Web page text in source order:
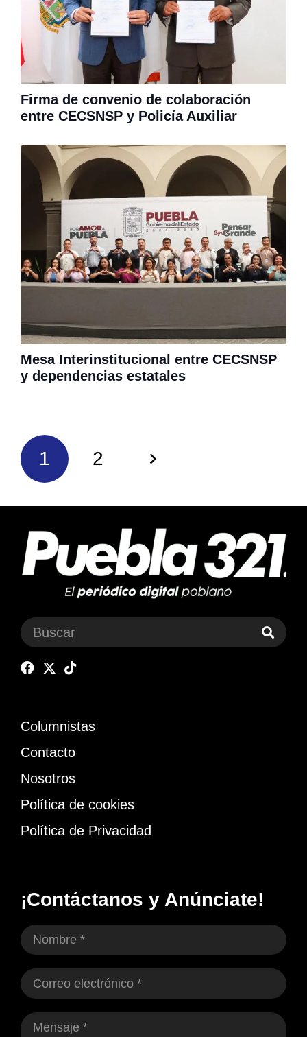
Firma de convenio de colaboración
entre CECSNSP y Policía Auxiliar
Mesa Interinstitucional entre CECSNSP
y dependencias estatales
1 2
Columnistas
Contacto
Nosotros
Política de cookies
Política de Privacidad
¡Contáctanos y Anúnciate!